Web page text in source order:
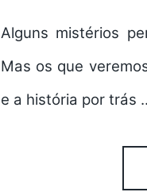
Alguns mistérios
Mas os que
e a história por trás